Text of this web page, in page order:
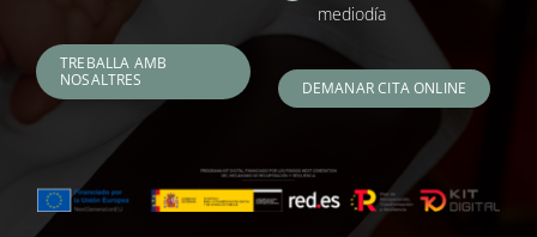
TREBALLA AMB
NOSALTRES
mediodía
DEMANAR CITA ONLINE